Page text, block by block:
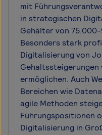
mit
in strategischen
Gehälter von
Besonders stark
Digitalisierung von
ermöglichen. Auch
Bereichen wie
agile Methoden
Führungspositionen
Digitalisierung in